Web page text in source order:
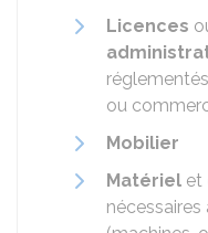
Licences
ou
Mobilier
Matériel et